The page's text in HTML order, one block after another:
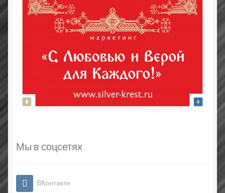
Мы в соцсетях
ВКонтакте